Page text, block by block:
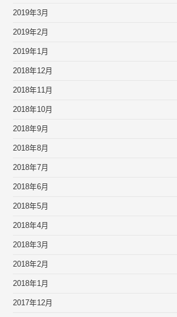
2019年3月
2019年2月
2019年1月
2018年12月
2018年11月
2018年10月
2018年9月
2018年8月
2018年7月
2018年6月
2018年5月
2018年4月
2018年3月
2018年2月
2018年1月
2017年12月